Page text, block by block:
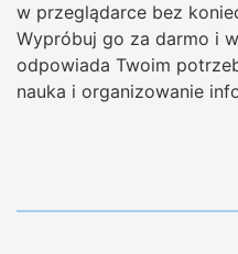
w przeglądarce bez
Wypróbuj go za darmo i
odpowiada Twoim
nauka i organizowanie